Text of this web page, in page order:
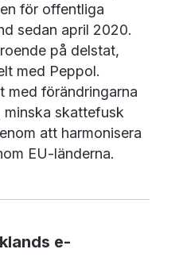
för offentliga
sedan april 2020.
på delstat,
med Peppol.
med förändringarna
skattefusk
att harmonisera
EU-länderna.
e-